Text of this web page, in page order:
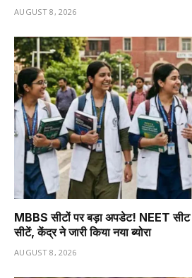
AUGUST 8, 2026
MBBS सीटों पर बड़ा अपडेट! NEET सीट
सीटें, केंद्र ने जारी किया नया ब्योरा
AUGUST 8, 2026